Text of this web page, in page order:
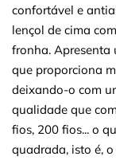
confortável e
lençol de cima
fronha. Apresenta
que proporciona
deixando-o com
qualidade que
fios, 200 fios... o
quadrada, isto é,